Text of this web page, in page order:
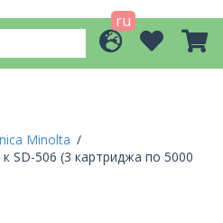
ru
Minolta
SD-506 (3 картриджа по 5000